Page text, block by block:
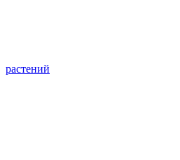
растений